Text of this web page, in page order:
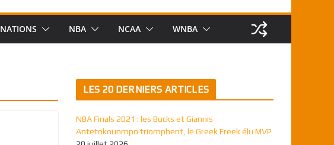
NATIONS NBA NCAA WNBA
LES 20 DERNIERS ARTICLES
NBA Finals 2021 : les Bucks et Giannis
Antetokounmpo triomphent, le Greek Freek élu MVP